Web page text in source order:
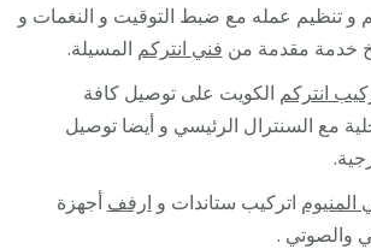
و تنظيم عمله مع ضبط التوقيت و النغمات و
خدمة مقدمة من فني انتركم المسيلة.
انتركم الكويت على توصيل كافة
مع السنترال الرئيسي و أيضا توصيل
المنيوم اتركيب ستاندات و ارفف أجهزة
والصوتي .